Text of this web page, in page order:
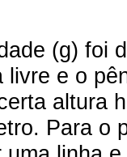
(g) foi
livre e o
altura
Para o